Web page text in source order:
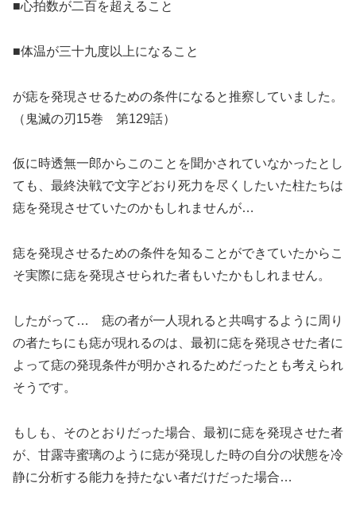
■心拍数が二百を超えること
■体温が三十九度以上になること
が痣を発現させるための条件になると推察していました。
（鬼滅の刃15巻 第129話）
仮に時透無一郎からこのことを聞かされていなかったとし
ても、最終決戦で文字どおり死力を尽くしたいた柱たちは
痣を発現させていたのかもしれませんが…
痣を発現させるための条件を知ることができていたからこ
そ実際に痣を発現させられた者もいたかもしれません。
したがって… 痣の者が一人現れると共鳴するように周り
の者たちにも痣が現れるのは、最初に痣を発現させた者に
よって痣の発現条件が明かされるためだったとも考えられ
そうです。
もしも、そのとおりだった場合、最初に痣を発現させた者
が、甘露寺蜜璃のように痣が発現した時の自分の状態を冷
静に分析する能力を持たない者だけだった場合…